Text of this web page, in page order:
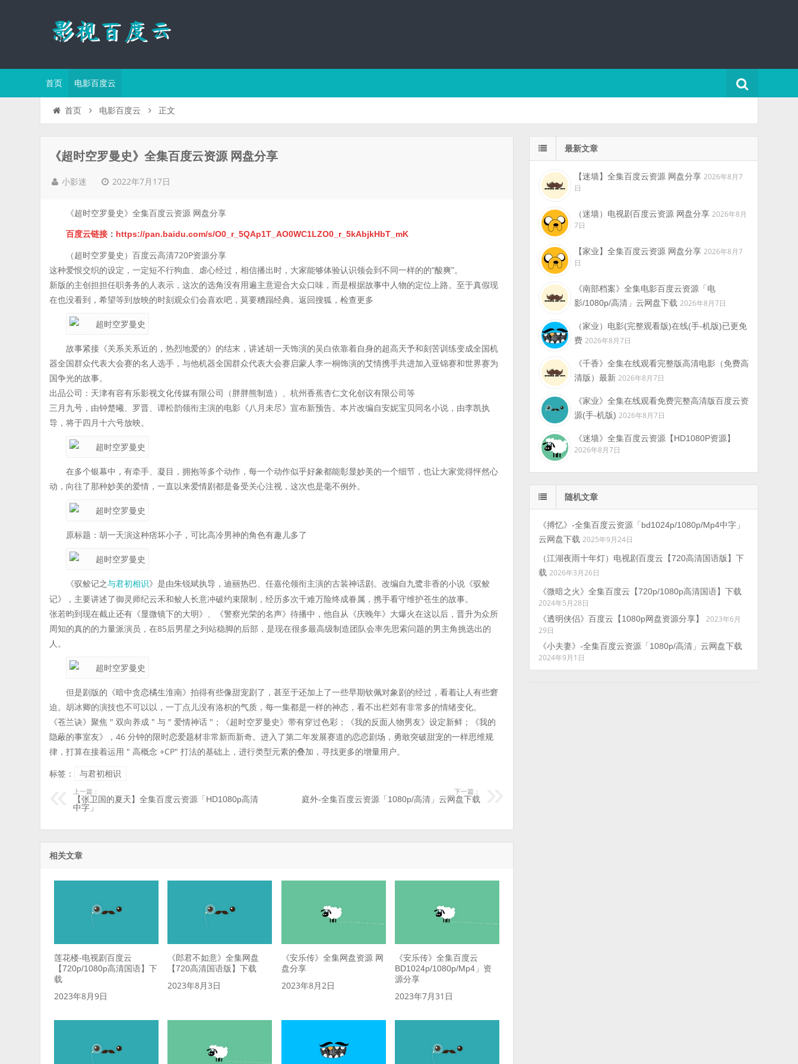
首页 电影百度云
首页 电影百度云 正文
《超时空罗曼史》全集百度云资源 网盘分享
小影迷 2022年7月17日
《超时空罗曼史》全集百度云资源 网盘分享
百度云链接 ： https://pan.baidu.com/s/O0_r_5QAp1T_AO0WC1LZO0_r_5kAbjkHbT_mK
（超时空罗曼史）百度云高清720P资源分享
这种爱恨交织的设定，一定短不行狗血、虐心经过，相信播出时，大家能够体验认识领会到不同一样的的“酸爽”。
新版的主创担担任职务务的人表示，这次的选角没有用遍主意迎合大众口味，而是根据故事中人物的定位上路。至于真假现
在也没看到，希望等到放映的时刻观众们会喜欢吧，莫要糟蹋经典。返回搜狐，检查更多
故事紧接《关系关系近的，热烈地爱的》的结末，讲述胡一天饰演的吴白依靠着自身的超高天予和刻苦训练变成全国机
器全国群众代表大会赛的名人选手，与他机器全国群众代表大会赛启蒙人李一桐饰演的艾情携手共进加入亚锦赛和世界赛为
国争光的故事。
出品公司：天津有容有乐影视文化传媒有限公司（胖胖熊制造）、杭州香蕉杏仁文化创议有限公司等
三月九号，由钟楚曦、罗晋、谭松韵领衔主演的电影《八月未尽》宣布新预告。本片改编自安妮宝贝同名小说，由李凯执
导，将于四月十六号放映。
在多个银幕中，有牵手、凝目，拥抱等多个动作，每一个动作似乎好象都能彰显妙美的一个细节，也让大家觉得怦然心
动，向往了那种妙美的爱情，一直以来爱情剧都是备受关心注视，这次也是毫不例外。
原标题：胡一天演这种痞坏小子，可比高冷男神的角色有趣儿多了
《驭鲛记之与君初相识》是由朱锐斌执导，迪丽热巴、任嘉伦领衔主演的古装神话剧。改编自九鹭非香的小说《驭鲛
记》，主要讲述了御灵师纪云禾和鲛人长意冲破约束限制，经历多次千难万险终成眷属，携手看守维护苍生的故事。
张若昀到现在截止还有《显微镜下的大明》、《警察光荣的名声》待播中，他自从《庆晚年》大爆火在这以后，晋升为众所
周知的真的的力量派演员，在85后男星之列站稳脚的后部，是现在很多最高级制造团队会率先思索问题的男主角挑选出的
人。
但是剧版的《暗中贪恋橘生淮南》拍得有些像甜宠剧了，甚至于还加上了一些早期钦佩对象剧的经过，看着让人有些窘
迫。胡冰卿的演技也不可以以，一丁点儿没有洛枳的气质，每一集都是一样的神态，看不出栏郊有非常多的情绪变化。
《苍兰诀》聚焦 " 双向养成 " 与 " 爱情神话 "；《超时空罗曼史》带有穿过色彩；《我的反面人物男友》设定新鲜；《我的
隐蔽的事室友》，46 分钟的限时恋爱题材非常新而新奇。进入了第二年发展赛道的恋恋剧场，勇敢突破甜宠的一样思维规
律，打算在接着运用 " 高概念 +CP" 打法的基础上，进行类型元素的叠加，寻找更多的增量用户。
标签：
与君初相识
上一篇：
【张卫国的夏天】全集百度云资源「HD1080p高清
中字」
下一篇：
庭外-全集百度云资源「1080p/高清」云网盘下载
相关文章
莲花楼-电视剧百度云
【720p/1080p高清国语】下
载
2023年8月9日
《郎君不如意》全集网盘
【720高清国语版】下载
2023年8月3日
《安乐传》全集网盘资源 网
盘分享
2023年8月2日
《安乐传》全集百度云
BD1024p/1080p/Mp4」资
源分享
2023年7月31日
最新文章
【迷墙】全集百度云资源 网盘分享 2026年8月7
日
（迷墙）电视剧百度云资源 网盘分享 2026年8月
7日
【家业】全集百度云资源 网盘分享 2026年8月7
日
《南部档案》全集电影百度云资源「电
影/1080p/高清」云网盘下载 2026年8月7日
（家业）电影(完整观看版)在线(手-机版)已更免
费 2026年8月7日
《千香》全集在线观看完整版高清电影（免费高
清版）最新 2026年8月7日
《家业》全集在线观看免费完整高清版百度云资
源(手-机版) 2026年8月7日
《迷墙》全集百度云资源【HD1080P资源】
2026年8月7日
随机文章
《搏忆》-全集百度云资源「bd1024p/1080p/Mp4中字」
云网盘下载 2025年9月24日
（江湖夜雨十年灯）电视剧百度云【720高清国语版】下
载 2026年3月26日
《微暗之火》全集百度云【720p/1080p高清国语】下载
2024年5月28日
《透明侠侣》百度云【1080p网盘资源分享】
2023年6月
29日
《小夫妻》-全集百度云资源「1080p/高清」云网盘下载
2024年9月1日